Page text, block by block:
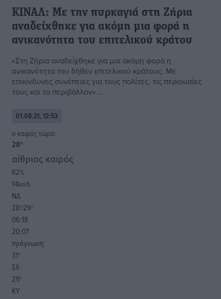
ΚΙΝΑΛ: Με την πυρκαγιά στη Ζήρια
αναδείχθηκε για ακόμη μια φορά η
ανικανότητα του επιτελικού κράτου
«Στη Ζήρια αναδείχθηκε για μια ακόμη φορά η
ανικανότητα του δήθεν επιτελικού κράτους. Με
επικίνδυνες συνέπειες για τους πολίτες, τις περιουσίες
τους και το περιβάλλον» ...
01.08.21, 12:53
o καιρός τώρα:
28°
αίθριος καιρός
62%
14km/h
ΝΔ
28°/29°
06:18
20:07
πρόγνωση:
31°
ΣΑ
29°
ΚΥ